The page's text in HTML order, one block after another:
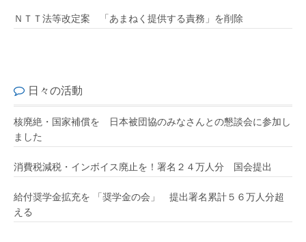
ＮＴＴ法等改定案 「あまねく提供する責務」を削除
日々の活動
核廃絶・国家補償を 日本被団協のみなさんとの懇談会に参加し
ました
消費税減税・インボイス廃止を！署名２４万人分 国会提出
給付奨学金拡充を 「奨学金の会」 提出署名累計５６万人分超
える